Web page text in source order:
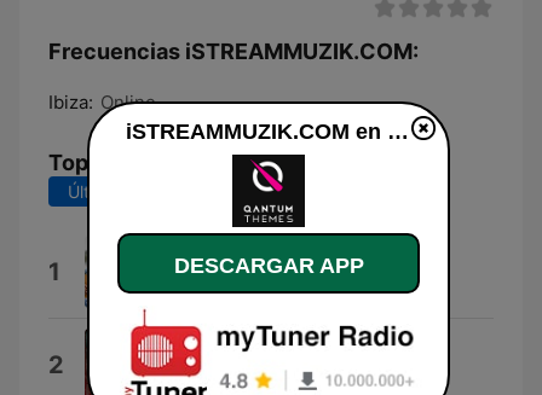
Frecuencias iSTREAMMUZIK.COM:
Ibiza: Online
Top Canciones
Últimos 7 días Últimos 30 días
1 Smile
Natalie Gauci
2 High Love
DEAN JAMES
iSTREAMMUZIK.COM en vivo
DESCARGAR APP